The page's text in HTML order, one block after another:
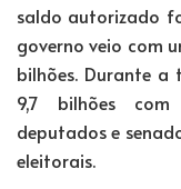
saldo autorizado
governo veio com
bilhões. Durante a
9,7 bilhões
deputados e
eleitorais.